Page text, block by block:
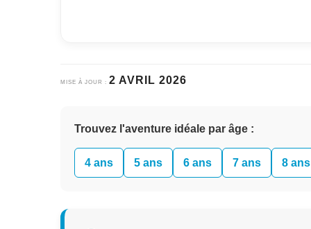
MISE À JOUR : 2 AVRIL 2026
Trouvez l'aventure idéale par âge :
4 ans 5 ans 6 ans 7 ans 8 ans